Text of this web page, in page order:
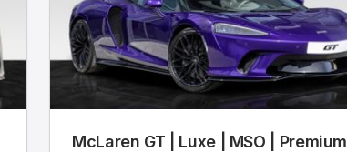
McLaren GT | Luxe | MSO | Premium